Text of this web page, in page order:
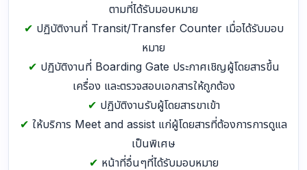
ตามที่ได้รับมอบหมาย
✔ ปฏิบัติงานที่ Transit/Transfer Counter เมื่อได้รับมอบ
หมาย
✔ ปฏิบัติงานที่ Boarding Gate ประกาศเชิญผู้โดยสารขึ้น
เครื่อง และตรวจสอบเอกสารให้ถูกต้อง
✔ ปฏิบัติงานรับผู้โดยสารขาเข้า
✔ ให้บริการ Meet and assist แก่ผู้โดยสารที่ต้องการการดูแล
เป็นพิเศษ
✔ หน้าที่อื่นๆที่ได้รับมอบหมาย